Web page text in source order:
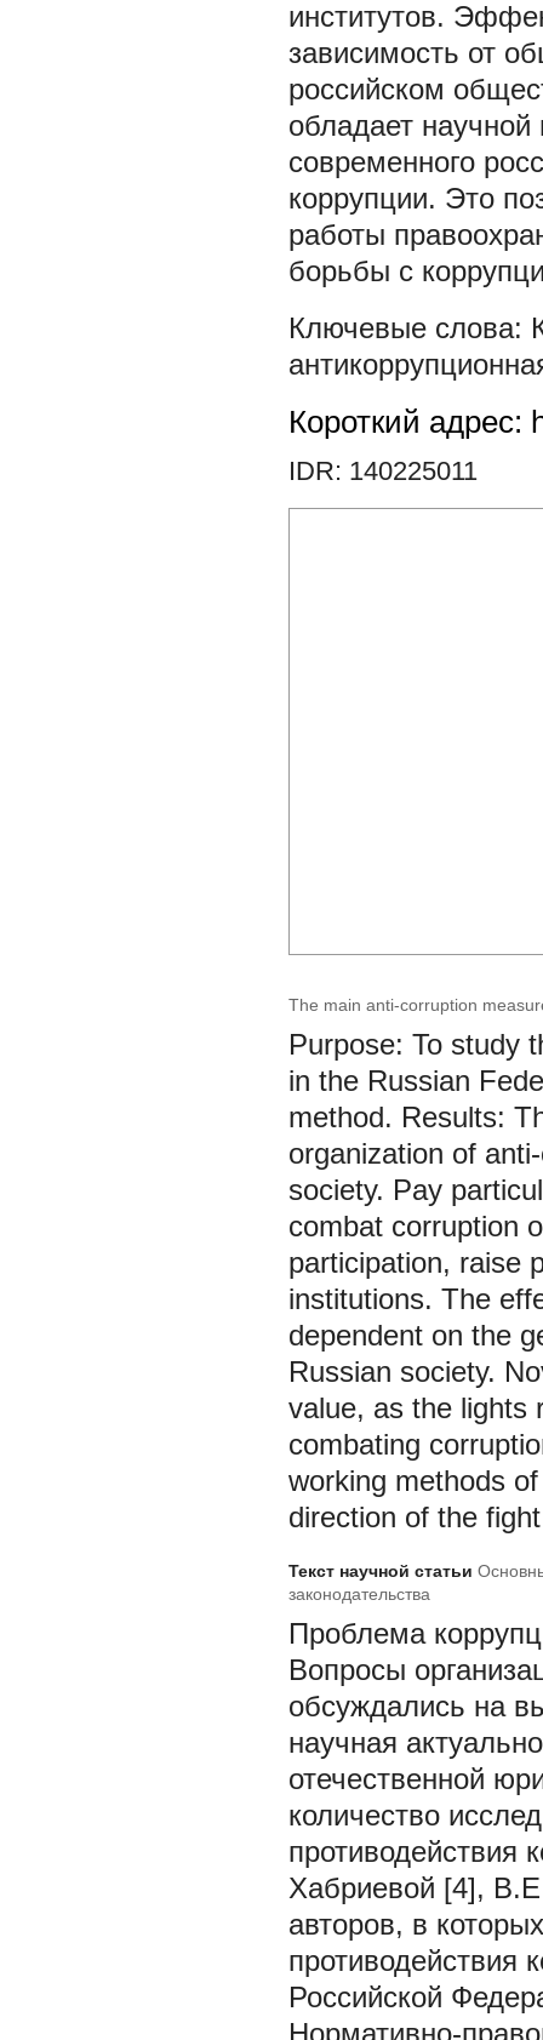
институтов.
зависимость от
российском
обладает
современного
коррупции. Это
работы
борьбы с
Короткий адрес:
IDR: 140225011
The main anti-corruption
Purpose: To study
in the Russian
method. Results:
organization of
society. Pay
combat corruption
participation, raise
institutions. The
dependent on the
Russian society.
value, as the lights
combating
working methods
direction of the
Текст научной статьи
законодательства
Проблема
Вопросы
обсуждались на
научная
отечественной
количество
противодействия
Хабриевой [4],
авторов, в
противодействия
Российской
Нормативно-